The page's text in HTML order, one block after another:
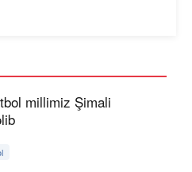
millimiz Şimali